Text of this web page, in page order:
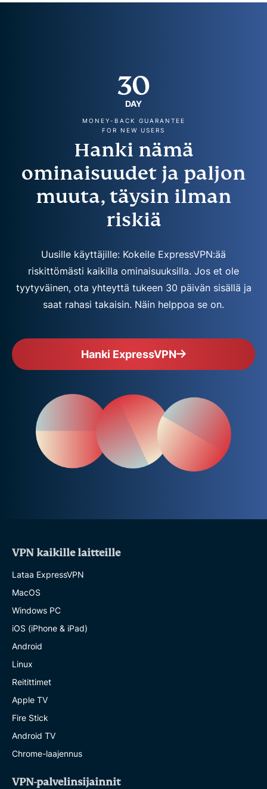
30
DAY
MONEY-BACK GUARANTEE
FOR NEW USERS
Hanki nämä
ominaisuudet ja paljon
muuta, täysin ilman
riskiä
Uusille käyttäjille: Kokeile ExpressVPN:ää
riskittömästi kaikilla ominaisuuksilla. Jos et ole
tyytyväinen, ota yhteyttä tukeen 30 päivän sisällä ja
saat rahasi takaisin. Näin helppoa se on.
Hanki ExpressVPN
VPN kaikille laitteille
Lataa ExpressVPN
MacOS
Windows PC
iOS (iPhone & iPad)
Android
Linux
Reitittimet
Apple TV
Fire Stick
Android TV
Chrome-laajennus
VPN-palvelinsijainnit